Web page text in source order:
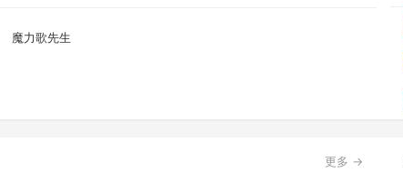
魔力歌先生
更多 →